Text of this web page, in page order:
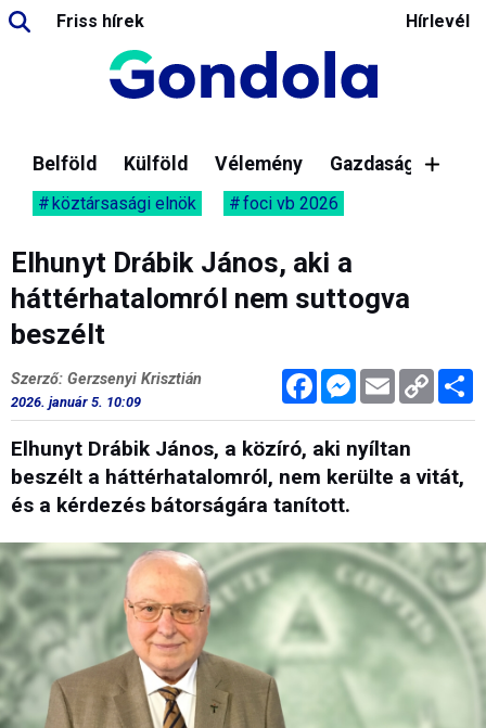
Friss hírek Hírlevél
Belföld Külföld Vélemény Gazdaság
köztársasági elnök foci vb 2026
Elhunyt Drábik János, aki a
háttérhatalomról nem suttogva
beszélt
FacebookMessenger
Email Copy
Link
Szerző: Gerzsenyi Krisztián
2026. január 5. 10:09
Elhunyt Drábik János, a közíró, aki nyíltan
beszélt a háttérhatalomról, nem kerülte a vitát,
és a kérdezés bátorságára tanított.